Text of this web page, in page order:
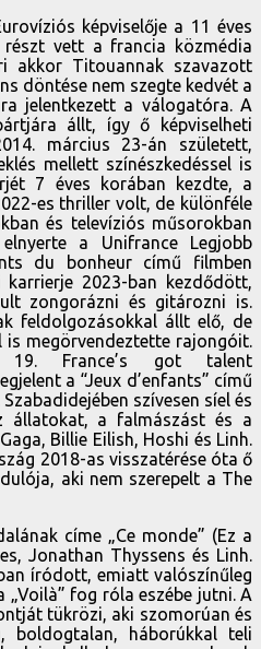
képviselője a 11 éves
vett a francia közmédia
akkor Titouannak szavazott
döntése nem szegte kedvét a
jelentkezett a válogatóra. A
állt, így ő képviselheti
március 23-án született,
mellett színészkedéssel is
7 éves korában kezdte, a
es thriller volt, de különféle
és televíziós műsorokban
a Unifrance Legjobb
du bonheur című filmben
2023-ban kezdődött,
zongorázni és gitározni is.
feldolgozásokkal állt elő, de
megörvendeztette rajongóit.
France’s got talent
a “Jeux d’enfants” című
szívesen síel és
állatokat, a falmászást és a
Billie Eilish, Hoshi és Linh.
2018-as visszatérése óta ő
aki nem szerepelt a The
címe „Ce monde” (Ez a
Jonathan Thyssens és Linh.
íródott, emiatt valószínűleg
„Voilà” fog róla eszébe jutni. A
tükrözi, aki szomorúan és
boldogtalan, háborúkkal teli